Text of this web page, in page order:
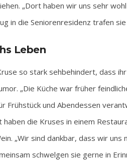
„Dort haben wir uns sehr
in die Seniorenresidenz trafen
Leben
so stark sehbehindert, dass
„Die Küche war früher
Frühstück und Abendessen
haben die Kruses in einem
„Wir sind dankbar, dass wir
schwelgen sie gerne in